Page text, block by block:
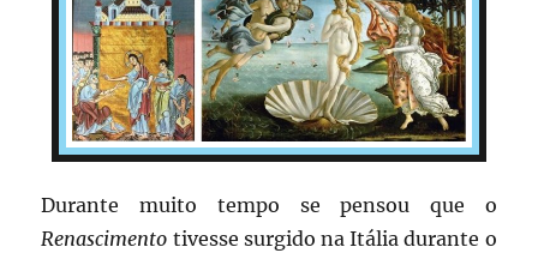
Durante muito tempo se pensou que o
Renascimento tivesse surgido na Itália durante o